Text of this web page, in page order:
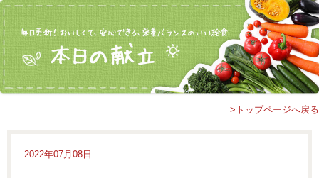
>トップページへ戻る
2022年07月08日